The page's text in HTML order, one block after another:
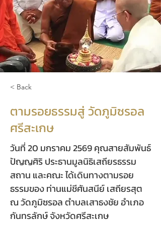
< Back
ตามรอยธรรมสู่ วัดภูมิซรอล
ศรีสะเกษ
วันที่ 20 มกราคม 2569 คุณสายสัมพันธ์
ปัญญศิริ ประธานมูลนิธิเสถียรธรรม
สถาน และคณะ ได้เดินทางตามรอย
ธรรมของ ท่านแม่ชีศันสนีย์ เสถียรสุต
ณ วัดภูมิซรอล ตำบลเสาธงชัย อำเภอ
กันทรลักษ์ จังหวัดศรีสะเกษ